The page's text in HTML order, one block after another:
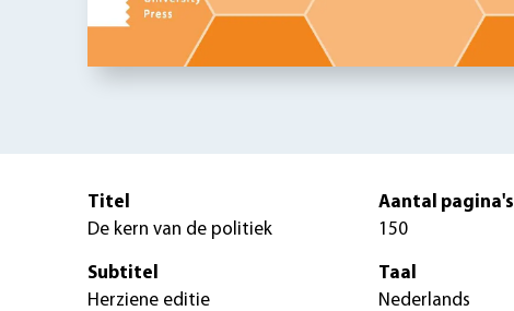
Titel
De kern van de politiek
Subtitel
Herziene editie
Aantal pagina's
150
Taal
Nederlands